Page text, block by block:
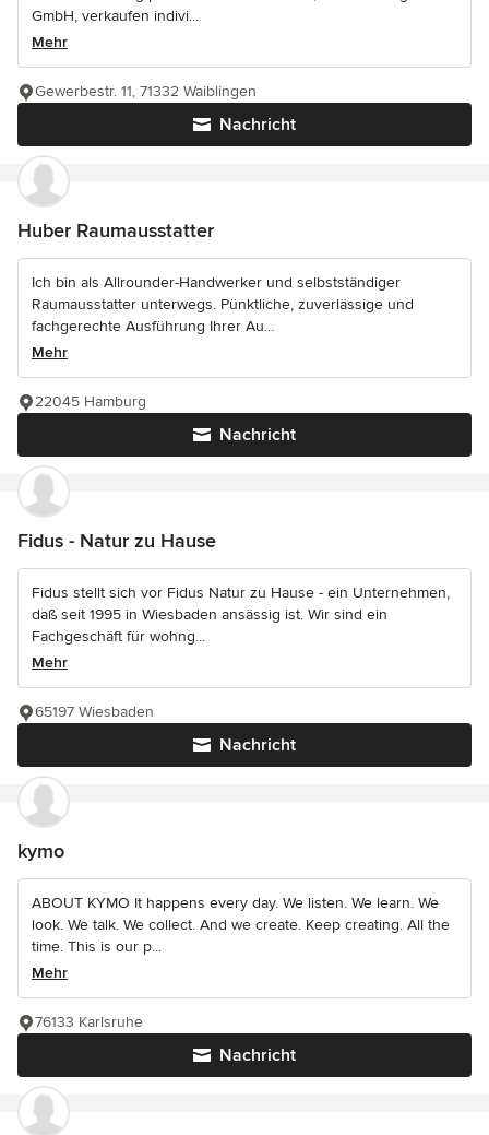
GmbH, verkaufen indivi...
Mehr
Nachricht
Gewerbestr. 11, 71332 Waiblingen
Huber Raumausstatter
Ich bin als Allrounder-Handwerker und selbstständiger
Raumausstatter unterwegs. Pünktliche, zuverlässige und
fachgerechte Ausführung Ihrer Au...
Mehr
Nachricht
22045 Hamburg
Fidus - Natur zu Hause
Fidus stellt sich vor Fidus Natur zu Hause - ein Unternehmen,
daß seit 1995 in Wiesbaden ansässig ist. Wir sind ein
Fachgeschäft für wohng...
Mehr
Nachricht
65197 Wiesbaden
kymo
ABOUT KYMO It happens every day. We listen. We learn. We
look. We talk. We collect. And we create. Keep creating. All the
time. This is our p...
Mehr
Nachricht
76133 Karlsruhe